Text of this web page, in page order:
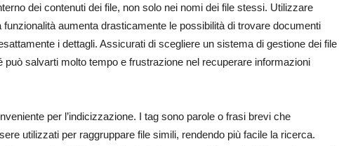
dei contenuti dei file, non solo nei nomi dei file stessi. Utilizzare
aumenta drasticamente le possibilità di trovare documenti
i dettagli. Assicurati di scegliere un sistema di gestione dei file
può salvarti molto tempo e frustrazione nel recuperare informazioni
per l’indicizzazione. I tag sono parole o frasi brevi che
utilizzati per raggruppare file simili, rendendo più facile la ricerca.